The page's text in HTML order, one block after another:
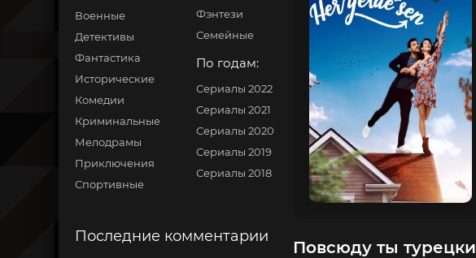
Военные
Детективы
Фантастика
Исторические
Комедии
Криминальные
Мелодрамы
Приключения
Спортивные
Фэнтези
Семейные
По годам:
Сериалы 2022
Сериалы 2021
Сериалы 2020
Сериалы 2019
Сериалы 2018
Последние комментарии
Повсюду ты